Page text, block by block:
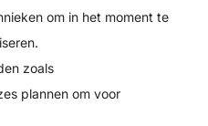
om in het moment te
zoals
plannen om voor